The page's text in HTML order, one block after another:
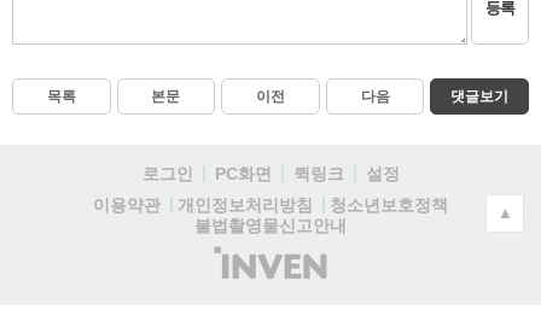
등록
목록 본문 이전 다음 댓글보기
로그인 PC화면 퀵링크
설정
이용약관
개인정보처리방침
청소년보호정책
불법촬영물신고안내
(주)
인
▲